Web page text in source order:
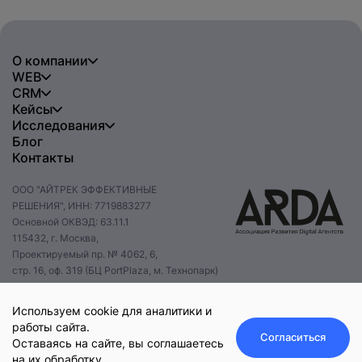
О компании
WEB
CRM
Кейсы
Исследования
Блог
Контакты
ООО "АЙТРЕК ЭФФЕКТИВНЫЕ
РЕШЕНИЯ", ИНН: 7719883277
Основной ОКВЭД: 63.11.1
115432, г. Москва,
Проектируемый пр. № 4062, 6,
стр. 16, оф. 319 (БЦ PortPlaza, м. Технопарк)
Нажимая на кнопку, вы даете
персональных данных
политикой конфиденциальности
оставить заявку
Используем cookie для аналитики и
работы сайта.
Оставаясь на сайте, вы соглашаетесь
на их обработку.
Согласиться